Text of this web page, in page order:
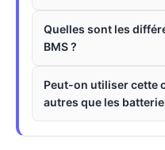
Quelles sont les
BMS ?
Peut-on utiliser cette
autres que les